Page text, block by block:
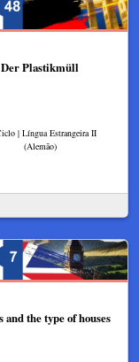
Der Plastikmüll
| Língua Estrangeira II
(Alemão)
and the type of houses